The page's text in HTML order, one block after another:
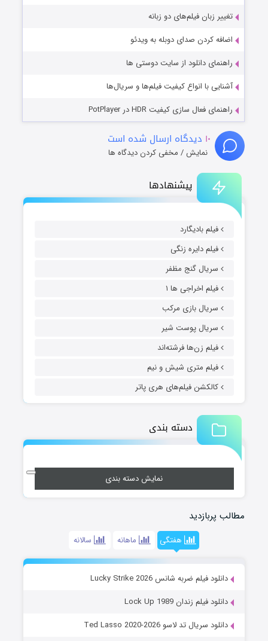
پیشنهادها
فیلم بادیگارد
فیلم دایره زنگی
سریال گنج مظفر
فیلم اخراجی ها ۱
سریال بازی مرکب
سریال پوست شیر
فیلم زن‌ها فرشته‌اند
فیلم متری شیش و نیم
کالکشن فیلم‌های هری پاتر
دسته بندی
نمایش دسته بندی
مطالب پربازدید
هفتگی ماهانه سالانه
دانلود فیلم ضربه شانس Lucky Strike 2026
دانلود فیلم زندان Lock Up 1989
دانلود سریال تد لاسو Ted Lasso 2020-2026
تغییر زبان فیلم‌های دو زبانه
اضافه کردن صدای دوبله به ویدئو
راهنمای دانلود از سایت دوستی ها
آشنایی با انواع کیفیت فیلم‌ها و سریال‌ها
راهنمای فعال سازی کیفیت HDR در PotPlayer
۱۰ دیدگاه ارسال شده است
نمایش / مخفی کردن دیدگاه ها